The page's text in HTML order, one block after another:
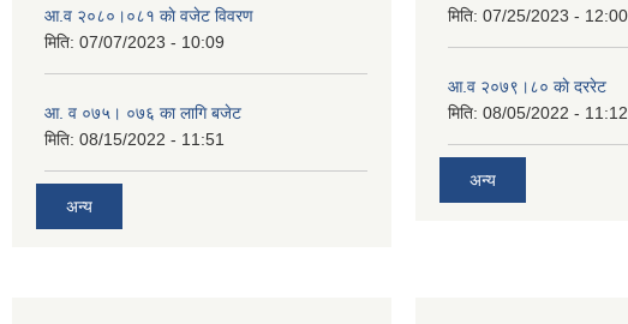
आ.व २०८०।०८१ काे वजेट विवरण
मिति: 07/07/2023 - 10:09
आ. व ०७५। ०७६ का लागि बजेट
मिति: 08/15/2022 - 11:51
अन्य
मिति: 07/25/2023 - 12:00
आ.व २०७९।८० काे दररेट
मिति: 08/05/2022 - 11:12
अन्य